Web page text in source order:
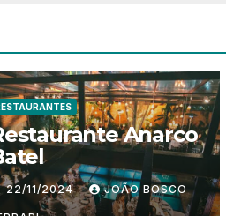
Anarco
22/11/2024 JOÃO BOSCO